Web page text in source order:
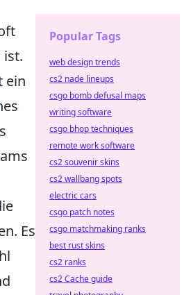
ist.
ein
Es
Popular Tags
web design trends
cs2 nade lineups
csgo bomb defusal maps
writing software
csgo bhop techniques
remote work software
cs2 souvenir skins
cs2 wallbang spots
electric cars
csgo patch notes
csgo matchmaking ranks
best rust skins
cs2 ranks
cs2 Cache guide